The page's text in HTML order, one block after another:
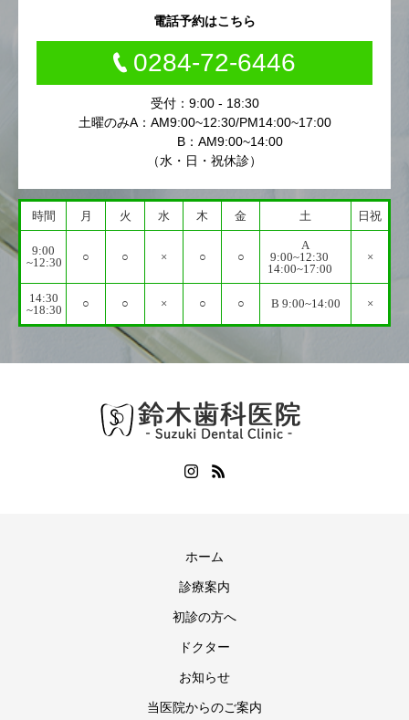
電話予約はこちら
0284-72-6446
受付：9:00 - 18:30
土曜のみA：AM9:00~12:30/PM14:00~17:00
B：AM9:00~14:00
（水・日・祝休診）
時間 月 火 水 木 金 土 日祝
9:00
~12:30
○ ○ × ○ ○
A
9:00~12:30
14:00~17:00
×
14:30
~18:30
○ ○ × ○ ○ B 9:00~14:00 ×
ホーム
診療案内
初診の方へ
ドクター
お知らせ
当医院からのご案内